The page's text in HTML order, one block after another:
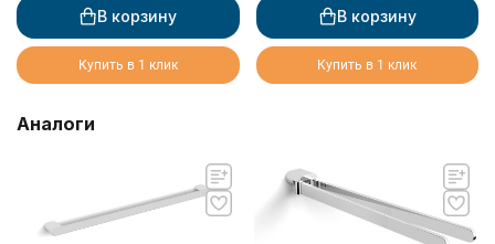
В корзину
Купить в 1 клик
крышкой В корзину
Купить в 1 клик
Аналоги